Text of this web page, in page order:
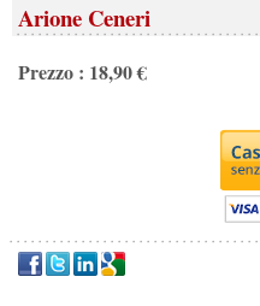
Arione Ceneri
Prezzo : 18,90 €